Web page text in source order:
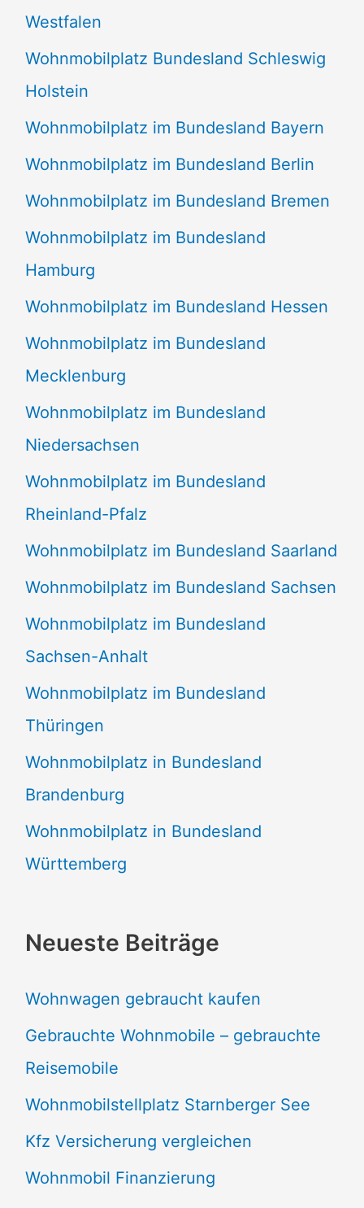
Westfalen
Wohnmobilplatz Bundesland Schleswig
Holstein
Wohnmobilplatz im Bundesland Bayern
Wohnmobilplatz im Bundesland Berlin
Wohnmobilplatz im Bundesland Bremen
Wohnmobilplatz im Bundesland
Hamburg
Wohnmobilplatz im Bundesland Hessen
Wohnmobilplatz im Bundesland
Mecklenburg
Wohnmobilplatz im Bundesland
Niedersachsen
Wohnmobilplatz im Bundesland
Rheinland-Pfalz
Wohnmobilplatz im Bundesland Saarland
Wohnmobilplatz im Bundesland Sachsen
Wohnmobilplatz im Bundesland
Sachsen-Anhalt
Wohnmobilplatz im Bundesland
Thüringen
Wohnmobilplatz in Bundesland
Brandenburg
Wohnmobilplatz in Bundesland
Württemberg
Neueste Beiträge
Wohnwagen gebraucht kaufen
Gebrauchte Wohnmobile – gebrauchte
Reisemobile
Wohnmobilstellplatz Starnberger See
Kfz Versicherung vergleichen
Wohnmobil Finanzierung